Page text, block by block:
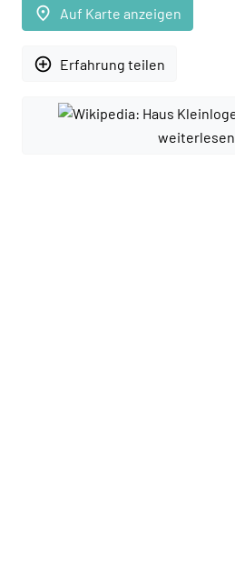
place Auf Karte anzeigen
add_circle_outline Erfahrung teilen
weiterlesen